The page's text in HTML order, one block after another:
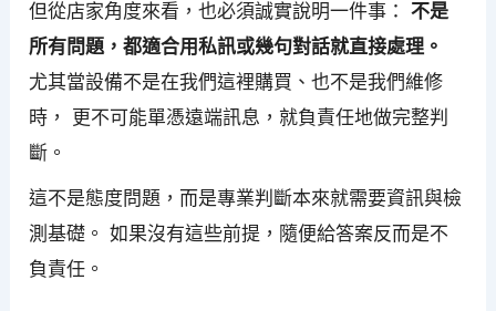
但從店家角度來看，也必須誠實說明一件事：不是
所有問題，都適合用私訊或幾句對話就直接處理。
尤其當設備不是在我們這裡購買、也不是我們維修
時， 更不可能單憑遠端訊息，就負責任地做完整判
斷。
這不是態度問題，而是專業判斷本來就需要資訊與檢
測基礎。 如果沒有這些前提，隨便給答案反而是不
負責任。